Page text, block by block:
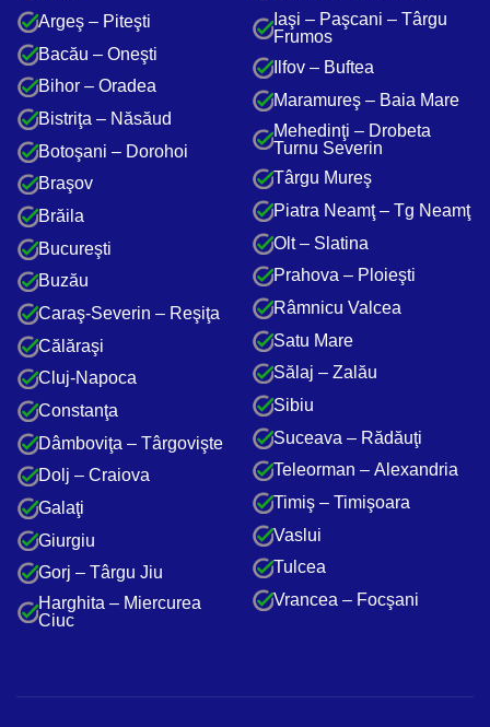
Argeş – Piteşti
Bacău – Oneşti
Bihor – Oradea
Bistriţa – Năsăud
Botoşani – Dorohoi
Braşov
Brăila
Bucureşti
Buzău
Caraş-Severin – Reşiţa
Călăraşi
Cluj-Napoca
Constanţa
Dâmboviţa – Târgovişte
Dolj – Craiova
Galaţi
Giurgiu
Gorj – Târgu Jiu
Harghita – Miercurea
Ciuc
Iaşi – Paşcani – Târgu
Frumos
Ilfov – Buftea
Maramureş – Baia Mare
Mehedinţi – Drobeta
Turnu Severin
Târgu Mureş
Piatra Neamţ – Tg Neamţ
Olt – Slatina
Prahova – Ploieşti
Râmnicu Valcea
Satu Mare
Sălaj – Zalău
Sibiu
Suceava – Rădăuţi
Teleorman – Alexandria
Timiş – Timişoara
Vaslui
Tulcea
Vrancea – Focşani